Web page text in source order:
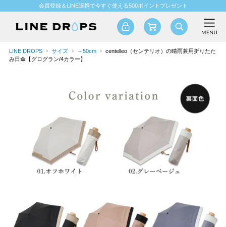
会員登録＆LINE連携で今すぐ使える500ポイントプレゼント
LINE DROPS サイズ ～50cm
centelleo（センテリオ）の晴雨兼用折りたた
み日傘【グログラン/4カラー】